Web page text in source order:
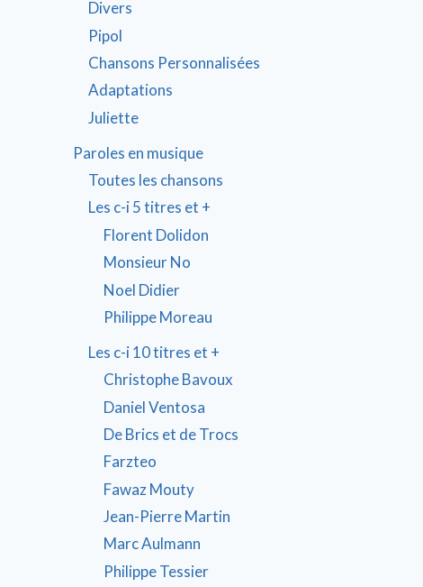
Divers
Pipol
Chansons Personnalisées
Adaptations
Juliette
Paroles en musique
Toutes les chansons
Les c-i 5 titres et +
Florent Dolidon
Monsieur No
Noel Didier
Philippe Moreau
Les c-i 10 titres et +
Christophe Bavoux
Daniel Ventosa
De Brics et de Trocs
Farzteo
Fawaz Mouty
Jean-Pierre Martin
Marc Aulmann
Philippe Tessier